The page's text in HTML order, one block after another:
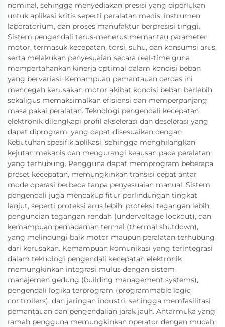
nominal, sehingga menyediakan presisi yang diperlukan
untuk aplikasi kritis seperti peralatan medis, instrumen
laboratorium, dan proses manufaktur berpresisi tinggi.
Sistem pengendali terus-menerus memantau parameter
motor, termasuk kecepatan, torsi, suhu, dan konsumsi arus,
serta melakukan penyesuaian secara real-time guna
mempertahankan kinerja optimal dalam kondisi beban
yang bervariasi. Kemampuan pemantauan cerdas ini
mencegah kerusakan motor akibat kondisi beban berlebih
sekaligus memaksimalkan efisiensi dan memperpanjang
masa pakai peralatan. Teknologi pengendali kecepatan
elektronik dilengkapi profil akselerasi dan deselerasi yang
dapat diprogram, yang dapat disesuaikan dengan
kebutuhan spesifik aplikasi, sehingga menghilangkan
kejutan mekanis dan mengurangi keausan pada peralatan
yang terhubung. Pengguna dapat memprogram beberapa
preset kecepatan, memungkinkan transisi cepat antar
mode operasi berbeda tanpa penyesuaian manual. Sistem
pengendali juga mencakup fitur perlindungan tingkat
lanjut, seperti proteksi arus lebih, proteksi tegangan lebih,
penguncian tegangan rendah (undervoltage lockout), dan
kemampuan pemadaman termal (thermal shutdown),
yang melindungi baik motor maupun peralatan terhubung
dari kerusakan. Kemampuan komunikasi yang terintegrasi
dalam teknologi pengendali kecepatan elektronik
memungkinkan integrasi mulus dengan sistem
manajemen gedung (building management systems),
pengendali logika terprogram (programmable logic
controllers), dan jaringan industri, sehingga memfasilitasi
pemantauan dan pengendalian jarak jauh. Antarmuka yang
ramah pengguna memungkinkan operator dengan mudah